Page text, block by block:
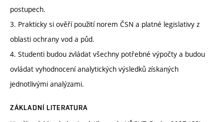
postupech.
3. Prakticky si ověří použití norem ČSN a platné legislativy z
oblasti ochrany vod a půd.
4. Studenti budou zvládat všechny potřebné výpočty a budou
ovládat vyhodnocení analytických výsledků získaných
jednotlivými analýzami.
ZÁKLADNÍ LITERATURA